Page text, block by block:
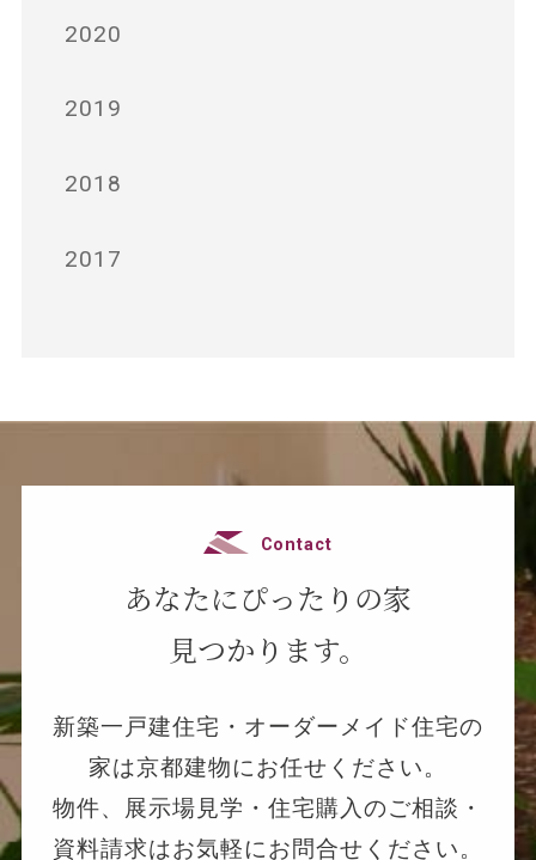
2020
2019
2018
2017
Contact
あなたにぴったりの家
見つかります。
新築一戸建住宅・オーダーメイド住宅の
家は京都建物にお任せください。
物件、展示場見学・住宅購入のご相談・
資料請求はお気軽にお問合せください。